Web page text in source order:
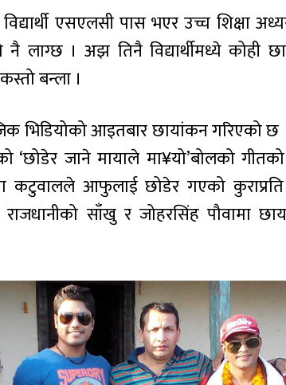
एसएलसी पास भएर उच्च शिक्षा
लाग्छ । अझ तिनै विद्यार्थीमध्ये कोही
बन्ला ।
भिडियोको आइतबार छायांकन गरिएको
‘छोडेर जाने मायाले मा¥यो’बोलको
कटुवालले आफुलाई छोडेर गएको
साँखु र जोहरसिंह पौवामा